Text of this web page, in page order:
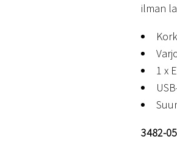
ilman
1 x
3482-05